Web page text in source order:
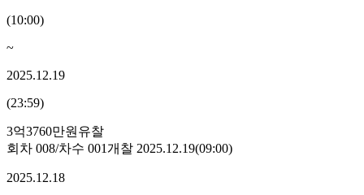
(10:00)
~
2025.12.19
(23:59)
3억3760만원 유찰
회차 008/차수 001개찰 2025.12.19(09:00)
2025.12.18